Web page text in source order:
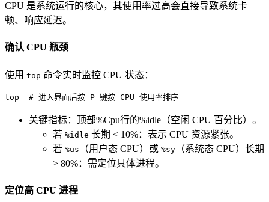
CPU 是系统运行的核心，其使用率过高会直接导致系统卡
顿、响应延迟。
确认 CPU 瓶颈
使用 top 命令实时监控 CPU 状态：
top # 进入界面后按 P 键按 CPU 使用率排序
关键指标：顶部%Cpu行的%idle（空闲 CPU 百分比）。
若 %idle 长期 < 10%：表示 CPU 资源紧张。
若 %us （用户态 CPU）或 %sy （系统态 CPU）长期
> 80%：需定位具体进程。
定位高 CPU 进程